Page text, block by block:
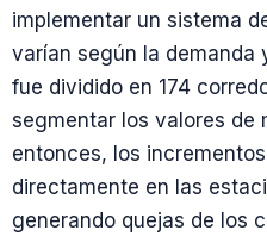
implementar un sistema
varían según la demanda
fue dividido en 174
segmentar los valores de
entonces, los
directamente en las
generando quejas de los